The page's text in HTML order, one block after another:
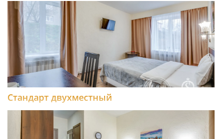
Стандарт двухместный